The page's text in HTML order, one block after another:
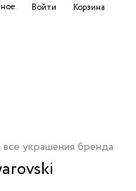
Войти
Корзина
украшения бренда